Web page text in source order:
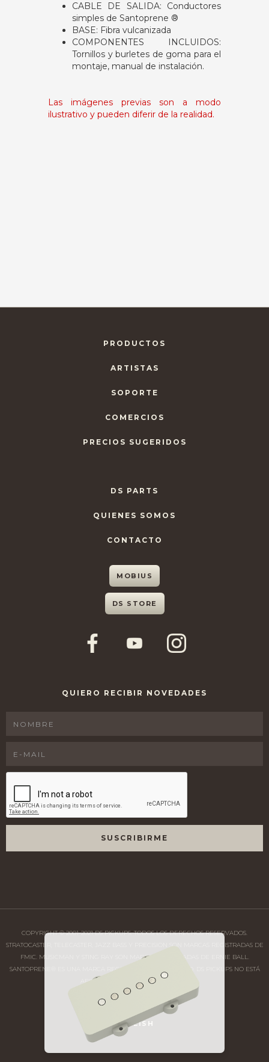
CABLE DE SALIDA: Conductores
simples de Santoprene ®
BASE: Fibra vulcanizada
COMPONENTES INCLUIDOS:
Tornillos y burletes de goma para el
montaje, manual de instalación.
Las imágenes previas son a modo
ilustrativo y pueden diferir de la realidad.
PRODUCTOS
ARTISTAS
SOPORTE
COMERCIOS
PRECIOS SUGERIDOS
DS PARTS
QUIENES SOMOS
CONTACTO
MOBIUS
DS STORE
QUIERO RECIBIR NOVEDADES
COPYRIGHT © 2001-2021 DS PICKUPS. TODOS LOS DERECHOS RESERVADOS.
STRATOCASTER, TELECASTER, JAZZ BASS Y PRECISION SON MARCAS REGISTRADAS DE
FMIC. MUSICMAN Y STING RAY SON MARCAS REGISTRADAS DE ERNIE BALL.
SANTOPRENE® ES UNA MARCA REGISTRADA DE MONSANTO. DS PICKUPS NO ESTÁ
AFILIADA CON DICHAS COMPAÑÍAS.
ENGLISH